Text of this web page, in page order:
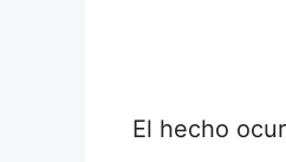
El hecho